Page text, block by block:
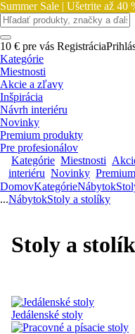
Summer Sale | Ušetrite až 40
10 € pre vás Registrácia
Kategórie
Miestnosti
Akcie a zľavy
Inšpirácia
Návrh interiéru
Novinky
Premium produkty
Pre profesionálov
Kategórie Miestnosti
interiéru Novinky
DomovKategórieNábytok
...NábytokStoly a stolíky
Stoly a
Jedálenské stoly